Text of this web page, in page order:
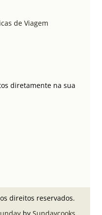
de Viagem
diretamente na sua
direitos reservados.